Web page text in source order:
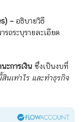
– อธิบายวิธี
รถระบุรายละเอียด
ะการเงิน ซึ่งเป็นงบที่
นเท่าไร และทำธุรกิจ